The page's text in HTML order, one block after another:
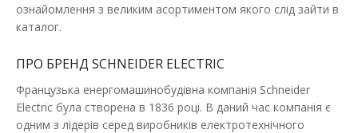
ознайомлення з великим асортиментом якого слід зайти в
каталог.
ПРО БРЕНД SCHNEIDER ELECTRIC
Французька енергомашинобудівна компанія Schneider
Electric була створена в 1836 році. В даний час компанія є
одним з лідерів серед виробників електротехнічного